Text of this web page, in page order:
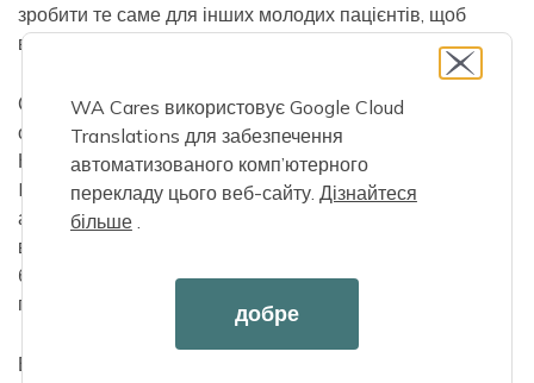
зробити те саме для інших молодих пацієнтів, щоб
віддавати їм», — каже Сойєр.
Сойєр прагне досягти кар’єрних цілей, але знає, що
отримати роботу своєї мрії буде дорого коштувати.
Наразі Сойєр має право на фінансову підтримку через
Medicaid, щоб компенсувати витрати на її лікування,
але коли вона буде працювати повний робочий день у
вибраній професії, дохід Сойєр означатиме, що вона
більше не матиме права на Medicaid і їй доведеться
платити за лікування зі своєї кишені.
Витрати на догляд швидко зростають. Лише інвалідний
WA Cares використовує Google Cloud
Translations для забезпечення
автоматизованого комп’ютерного
перекладу цього веб-сайту. Дізнайтеся
більше.
добре